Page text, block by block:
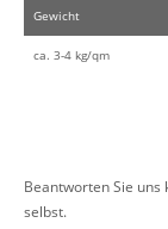
Gewicht
ca. 3-4 kg/qm
Beantworten Sie uns
selbst.